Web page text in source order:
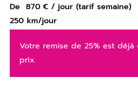
De 870 € / jour (tarif semaine)
250 km/jour
Votre remise de 25% est
prix.